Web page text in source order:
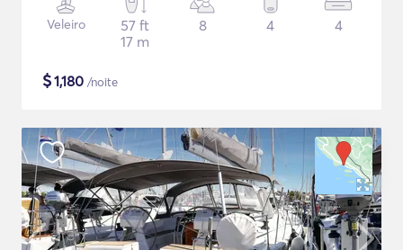
Veleiro
57 ft
17 m
8 4 4
$1,180 /noite